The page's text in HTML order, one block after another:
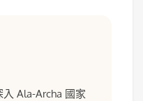
入 Ala-Archa 國家